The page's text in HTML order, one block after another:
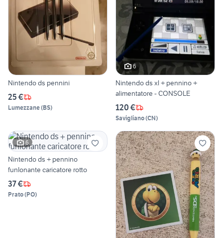
Nintendo ds pennini
25 €
Lumezzane(BS)
6
Nintendo ds xl + pennino +
alimentatore - CONSOLE
120 €
Savigliano(CN)
6
Nintendo ds + pennino
funIonante caricatore rotto
37 €
Prato(PO)